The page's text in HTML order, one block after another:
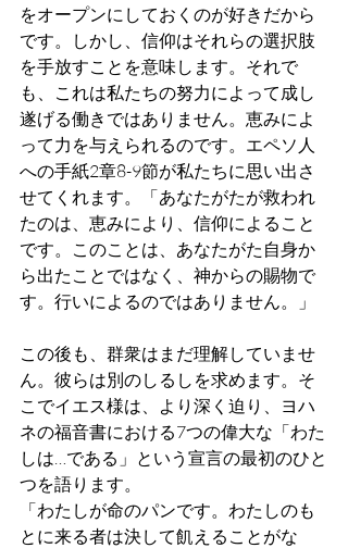
をオープンにしておくのが好きだから
です。しかし、信仰はそれらの選択肢
を手放すことを意味します。それで
も、これは私たちの努力によって成し
遂げる働きではありません。恵みによ
って力を与えられるのです。エペソ人
への手紙2章8-9節が私たちに思い出さ
せてくれます。「あなたがたが救われ
たのは、恵みにより、信仰によること
です。このことは、あなたがた自身か
ら出たことではなく、神からの賜物で
す。行いによるのではありません。」
この後も、群衆はまだ理解していませ
ん。彼らは別のしるしを求めます。そ
こでイエス様は、より深く迫り、ヨハ
ネの福音書における7つの偉大な「わた
しは…である」という宣言の最初のひと
つを語ります。
「わたしが命のパンです。わたしのも
とに来る者は決して飢えることがな